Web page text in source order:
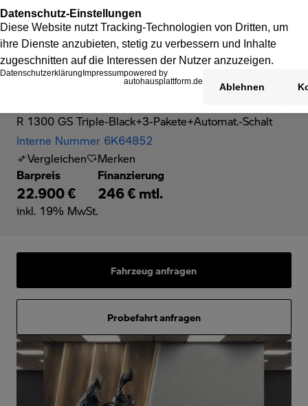
R 1300 GS Triple-Black+3-Pakete+Automat.-Schalt
Interne Nummer 6K64852
Vergleichen
Merken
Barpreis
22.900 €
inkl. 19% MwSt.
Finanzierung
246 € mtl.
Fahrzeug anfragen
Probefahrt anfragen